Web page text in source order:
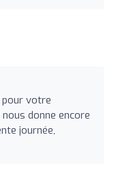
pour votre
donne encore
journée,